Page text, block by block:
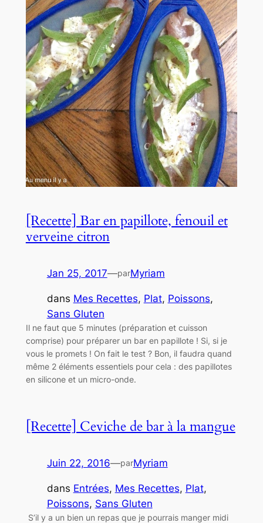
[Recette] Bar en papillote, fenouil et
verveine citron
Jan 25, 2017—parMyriam
dans Mes Recettes, Plat, Poissons
Sans Gluten
Il ne faut que 5 minutes (préparation et cuisson
comprise) pour préparer un bar en papillote ! Si, si je
vous le promets ! On fait le test ? Bon, il faudra quand
même 2 éléments essentiels pour cela : des papillotes
en silicone et un micro-onde.
[Recette] Ceviche de bar à la mangue
Juin 22, 2016—parMyriam
dans Entrées, Mes Recettes, Plat
Poissons, Sans Gluten
S’il y a un bien un repas que je pourrais manger midi